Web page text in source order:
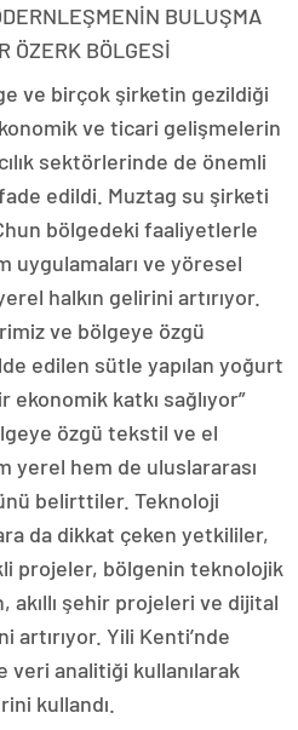
BULUŞMA
ÖZERK BÖLGESİ
ve birçok şirketin gezildiği
ve ticari gelişmelerin
sektörlerinde de önemli
edildi. Muztag su şirketi
bölgedeki faaliyetlerle
uygulamaları ve yöresel
halkın gelirini artırıyor.
ve bölgeye özgü
edilen sütle yapılan yoğurt
katkı sağlıyor”
özgü tekstil ve el
yerel hem de uluslararası
belirttiler. Teknoloji
da dikkat çeken yetkililer,
projeler, bölgenin teknolojik
akıllı şehir projeleri ve dijital
Yili Kenti’nde
veri analitiği kullanılarak
kullandı.